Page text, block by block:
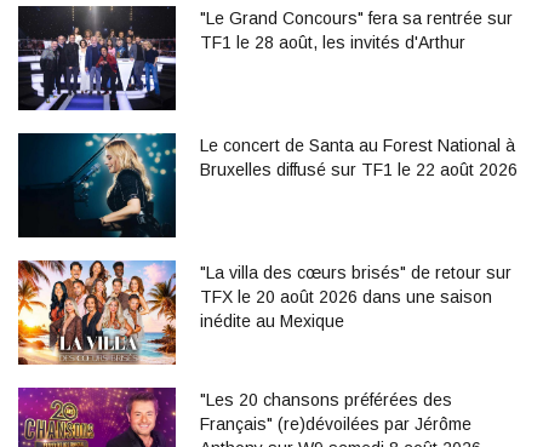
"Le Grand Concours" fera sa rentrée sur
TF1 le 28 août, les invités d'Arthur
Le concert de Santa au Forest National à
Bruxelles diffusé sur TF1 le 22 août 2026
"La villa des cœurs brisés" de retour sur
TFX le 20 août 2026 dans une saison
inédite au Mexique
"Les 20 chansons préférées des
Français" (re)dévoilées par Jérôme